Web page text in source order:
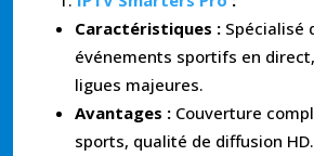
Caractéristiques : Spécialisé
événements sportifs en
ligues majeures.
Avantages : Couverture
sports, qualité de diffusion HD.